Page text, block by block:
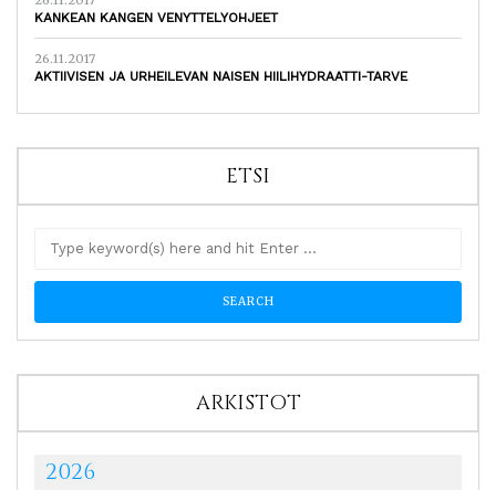
KANKEAN KANGEN VENYTTELYOHJEET
26.11.2017
AKTIIVISEN JA URHEILEVAN NAISEN HIILIHYDRAATTI-TARVE
ETSI
ARKISTOT
2026